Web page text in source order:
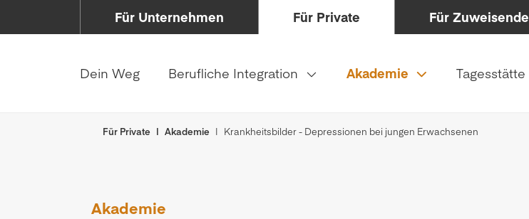
Für Unternehmen Für Private Für Zuweisende
Dein Weg Berufliche Integration Akademie Tagesstätte
Für Private Akademie Krankheitsbilder - Depressionen bei jungen Erwachsenen
Akademie